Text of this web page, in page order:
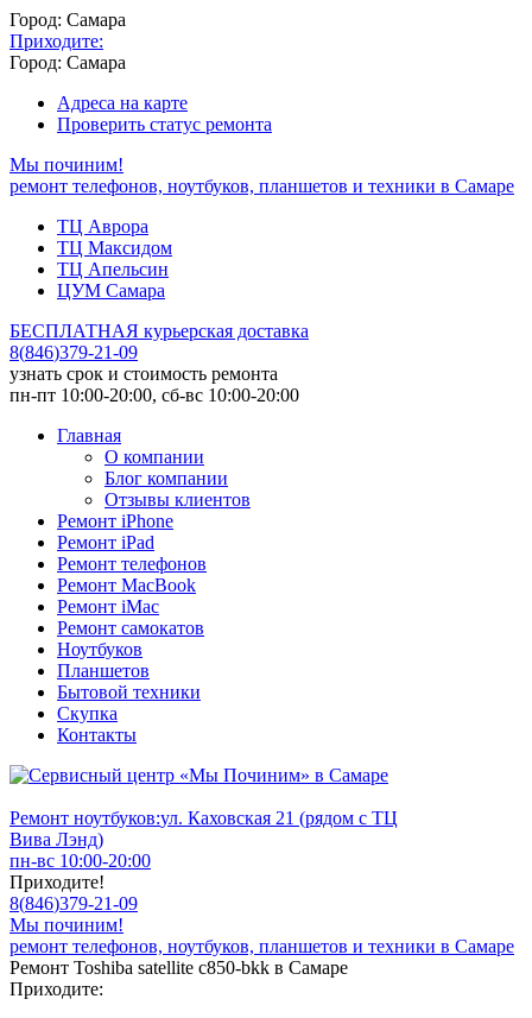
Город: Самара
Приходите:
Город: Самара
Адреса на карте
Проверить статус ремонта
Мы починим!
ремонт телефонов, ноутбуков, планшетов и техники в Самаре
ТЦ Аврора
ТЦ Максидом
ТЦ Апельсин
ЦУМ Самара
БЕСПЛАТНАЯ курьерская доставка
8(846)379-21-09
узнать срок и стоимость ремонта
пн-пт 10:00-20:00, сб-вс 10:00-20:00
Главная
О компании
Блог компании
Отзывы клиентов
Ремонт iPhone
Ремонт iPad
Ремонт телефонов
Ремонт MacBook
Ремонт iMac
Ремонт самокатов
Ноутбуков
Планшетов
Бытовой техники
Скупка
Контакты
Ремонт ноутбуков:ул. Каховская 21 (рядом с ТЦ
Вива Лэнд)
пн-вс 10:00-20:00
Приходите!
8(846)379-21-09
Мы починим!
ремонт телефонов, ноутбуков, планшетов и техники в Самаре
Ремонт Toshiba satellite c850-bkk в Самаре
Приходите: